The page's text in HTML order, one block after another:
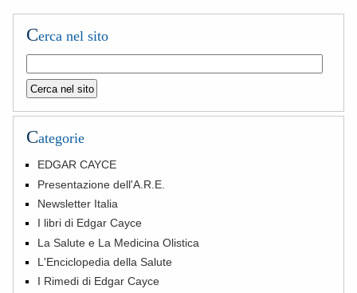
Cerca nel sito
Categorie
EDGAR CAYCE
Presentazione dell'A.R.E.
Newsletter Italia
I libri di Edgar Cayce
La Salute e La Medicina Olistica
L'Enciclopedia della Salute
I Rimedi di Edgar Cayce